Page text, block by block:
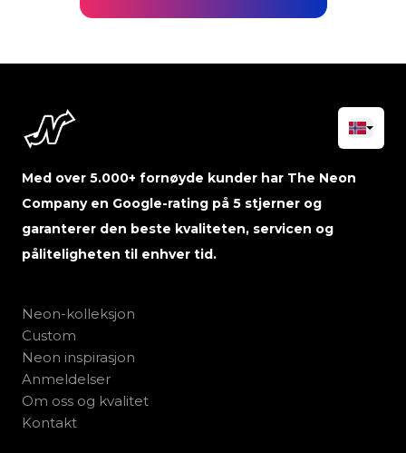
Med over 5.000+ fornøyde kunder har The Neon
Company en Google-rating på 5 stjerner og
garanterer den beste kvaliteten, servicen og
påliteligheten til enhver tid.
Neon-kolleksjon
Custom
Neon inspirasjon
Anmeldelser
Om oss og kvalitet
Kontakt